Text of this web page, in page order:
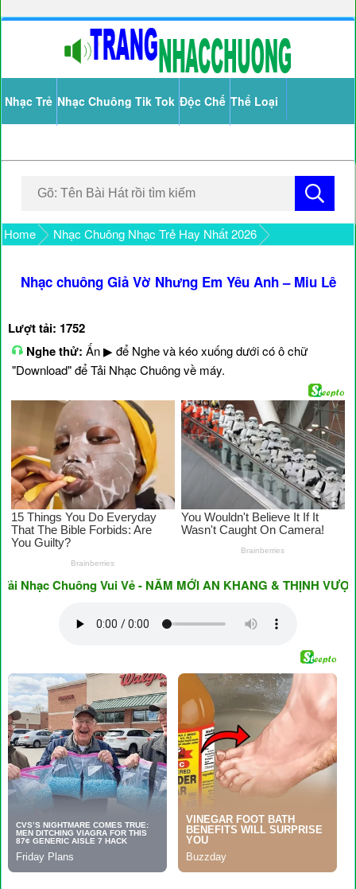
Nhạc Trẻ Nhạc Chuông Tik Tok Độc Chế Thể Loại
Home Nhạc Chuông Nhạc Trẻ Hay Nhất 2026
Nhạc chuông Giả Vờ Nhưng Em Yêu Anh – Miu Lê
Lượt tải: 1752
Nghe thử: Ấn ▶ để Nghe và kéo xuống dưới có ô chữ
"Download" để Tải Nhạc Chuông về máy.
Chuông Vui Vẻ - NĂM MỚI AN KHANG & THỊNH VƯỢNG ♥